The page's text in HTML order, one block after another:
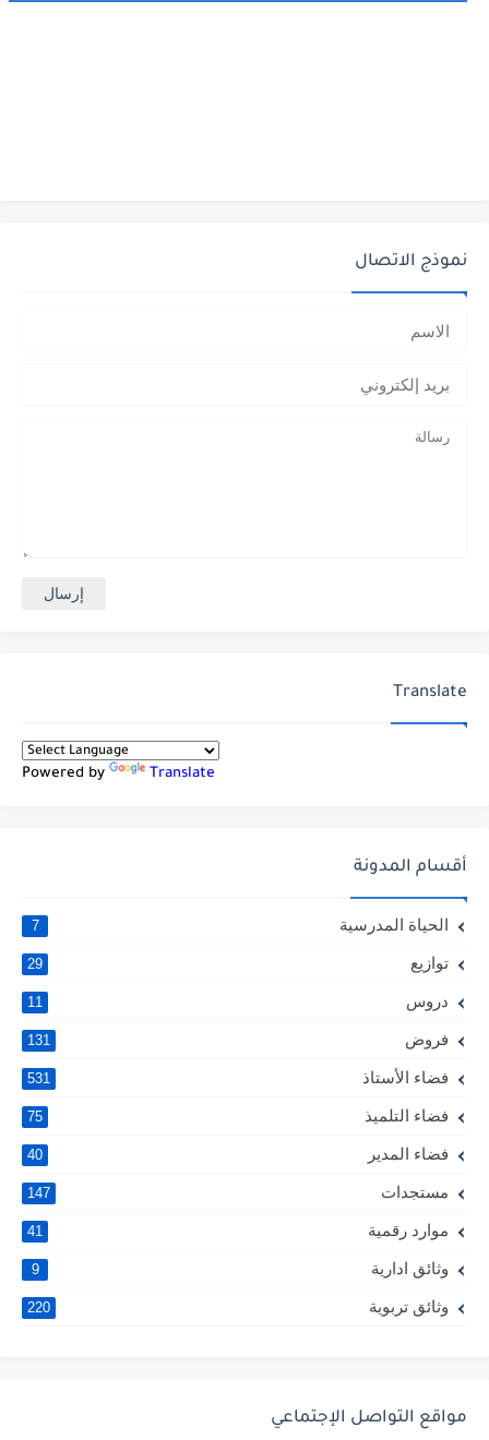
نموذج الاتصال
Translate
Powered by Translate
أقسام المدونة
الحياة المدرسية 7
توازيع 29
دروس 11
فروض 131
فضاء الأستاذ 531
فضاء التلميذ 75
فضاء المدير 40
مستجدات 147
موارد رقمية 41
وثائق ادارية 9
وثائق تربوية 220
مواقع التواصل الإجتماعي